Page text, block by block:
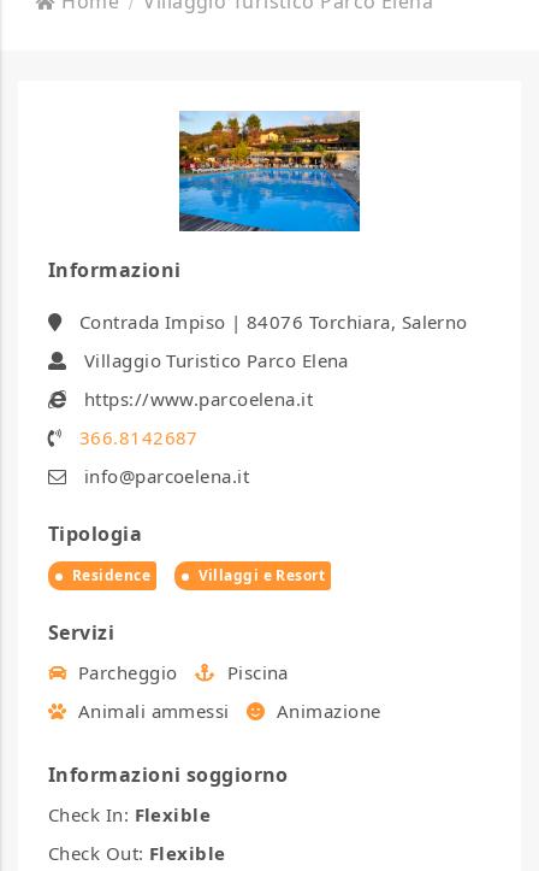
Informazioni
Contrada Impiso | 84076 Torchiara, Salerno
Villaggio Turistico Parco Elena
https://www.parcoelena.it
366.8142687
info@parcoelena.it
Tipologia
Residence Villaggi e Resort
Servizi
Parcheggio
Piscina
Animali ammessi
Animazione
Informazioni soggiorno
Check In: Flexible
Check Out: Flexible